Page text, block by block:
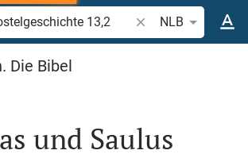
Bibelstelle oder
NLB
13
Die Bibel
und Saulus